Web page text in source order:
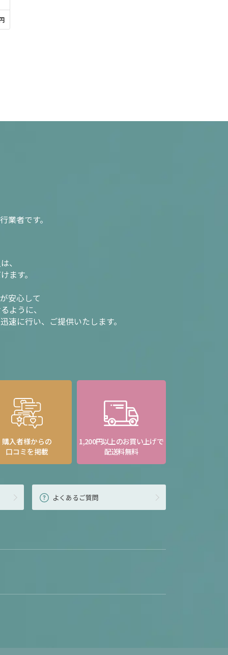
業者です。
、
ます。
安心して
ように、
速に行い、ご提供いたします。
購入者様からの
口コミを掲載
1,200円以上のお買い上げで
配送料無料
よくあるご質問